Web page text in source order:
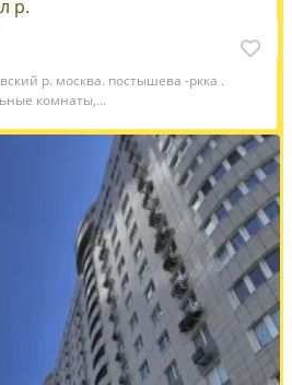
р.
р. москва. постышева -ркка .
комнаты,...